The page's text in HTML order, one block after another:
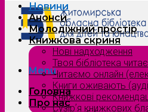
Menu
Головна
Про нас
Новини
Анонси
Молодіжний простір
Книжкова скриня
Нові надходження
Твоя бібліотека читає
Читаємо онлайн
Книги оживають
Книжкові
Сузірʼя книжкових